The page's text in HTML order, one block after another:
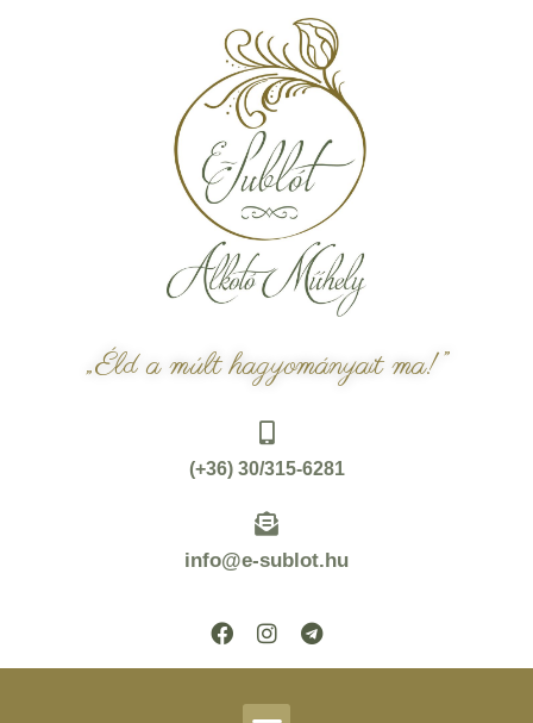
„Éld a múlt hagyományait ma!”
(+36) 30/315-6281
info@e-sublot.hu